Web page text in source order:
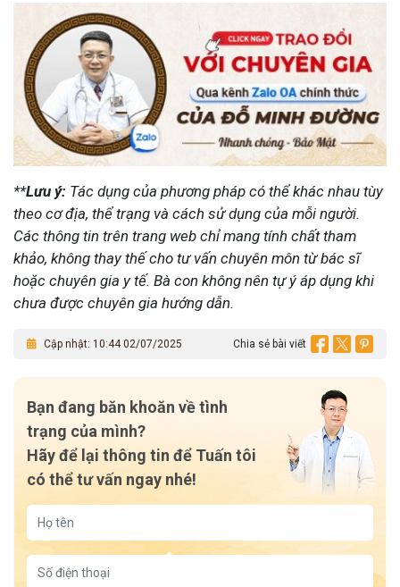
**Lưu ý: Tác dụng của phương pháp có thể khác nhau tùy
theo cơ địa, thể trạng và cách sử dụng của mỗi người.
Các thông tin trên trang web chỉ mang tính chất tham
khảo, không thay thế cho tư vấn chuyên môn từ bác sĩ
hoặc chuyên gia y tế. Bà con không nên tự ý áp dụng khi
chưa được chuyên gia hướng dẫn.
Cập nhật: 10:44 02/07/2025 Chia sẻ bài viết
Bạn đang băn khoăn về tình
trạng của mình?
Hãy để lại thông tin để Tuấn tôi
có thể tư vấn ngay nhé!